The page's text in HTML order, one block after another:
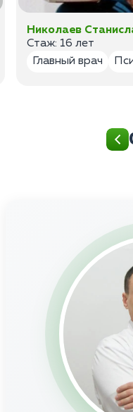
Николаев
Стаж: 16 лет
Главный врач